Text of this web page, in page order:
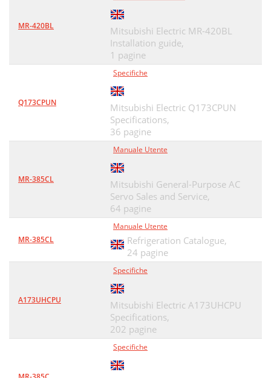
MR-420BL
Mitsubishi Electric MR-420BL
Installation guide,
1 pagine
Q173CPUN
Specifiche
Mitsubishi Electric Q173CPUN
Specifications,
36 pagine
MR-385CL
Manuale Utente
Mitsubishi General-Purpose AC
Servo Sales and Service,
64 pagine
MR-385CL
Manuale Utente
Refrigeration Catalogue,
24 pagine
A173UHCPU
Specifiche
Mitsubishi Electric A173UHCPU
Specifications,
202 pagine
Specifiche